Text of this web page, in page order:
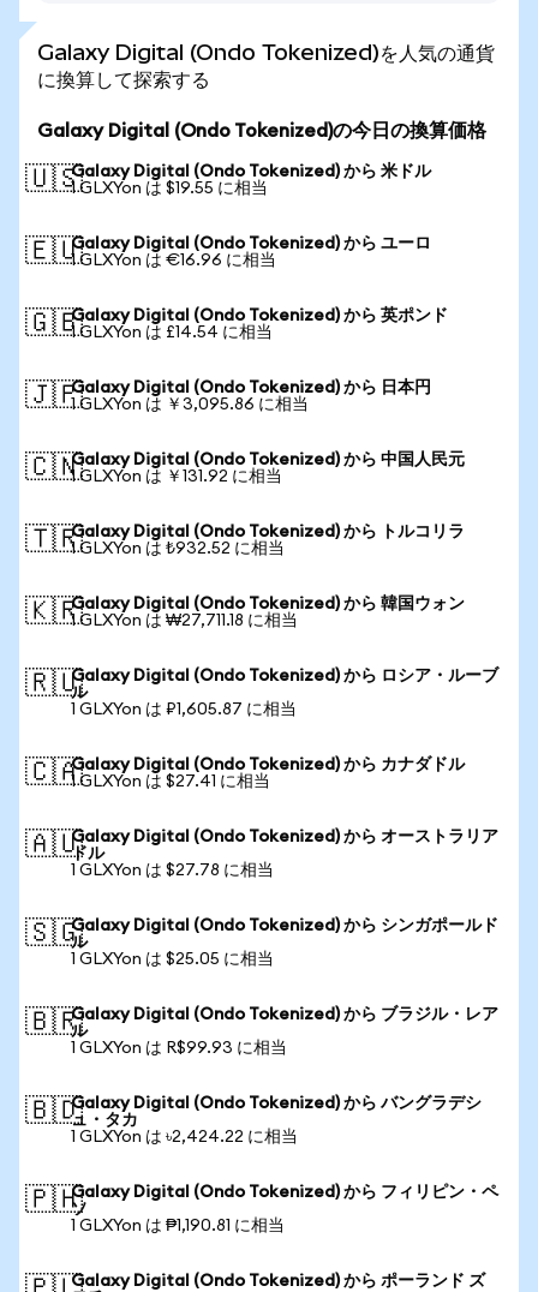
Galaxy Digital (Ondo Tokenized)を人気の通貨
に換算して探索する
Galaxy Digital (Ondo Tokenized)の今日の換算価格
🇺🇸Galaxy Digital (Ondo Tokenized) から 米ドル
1 GLXYon は $19.55 に相当
🇪🇺Galaxy Digital (Ondo Tokenized) から ユーロ
1 GLXYon は €16.96 に相当
🇬🇧Galaxy Digital (Ondo Tokenized) から 英ポンド
1 GLXYon は £14.54 に相当
🇯🇵Galaxy Digital (Ondo Tokenized) から 日本円
1 GLXYon は ￥3,095.86 に相当
🇨🇳Galaxy Digital (Ondo Tokenized) から 中国人民元
1 GLXYon は ￥131.92 に相当
🇹🇷Galaxy Digital (Ondo Tokenized) から トルコリラ
1 GLXYon は ₺932.52 に相当
🇰🇷Galaxy Digital (Ondo Tokenized) から 韓国ウォン
1 GLXYon は ₩27,711.18 に相当
🇷🇺Galaxy Digital (Ondo Tokenized) から ロシア・ルーブ
ル
1 GLXYon は ₽1,605.87 に相当
🇨🇦Galaxy Digital (Ondo Tokenized) から カナダドル
1 GLXYon は $27.41 に相当
🇦🇺Galaxy Digital (Ondo Tokenized) から オーストラリア
ドル
1 GLXYon は $27.78 に相当
🇸🇬Galaxy Digital (Ondo Tokenized) から シンガポールド
ル
1 GLXYon は $25.05 に相当
🇧🇷Galaxy Digital (Ondo Tokenized) から ブラジル・レア
ル
1 GLXYon は R$99.93 に相当
🇧🇩Galaxy Digital (Ondo Tokenized) から バングラデシ
ュ・タカ
1 GLXYon は ৳2,424.22 に相当
🇵🇭Galaxy Digital (Ondo Tokenized) から フィリピン・ペ
ソ
1 GLXYon は ₱1,190.81 に相当
Galaxy Digital (Ondo Tokenized) から ポーランド ズ